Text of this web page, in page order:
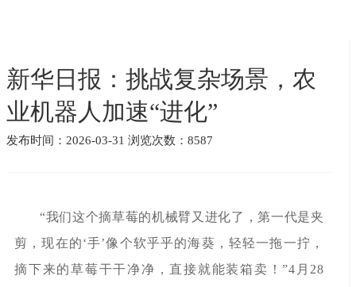
新华日报：挑战复杂场景，农
业机器人加速“进化”
发布时间：2026-03-31 浏览次数：8587
“我们这个摘草莓的机械臂又进化了，第一代是夹
剪，现在的‘手’像个软乎乎的海葵，轻轻一拖一拧，
摘下来的草莓干干净净，直接就能装箱卖！”4月28